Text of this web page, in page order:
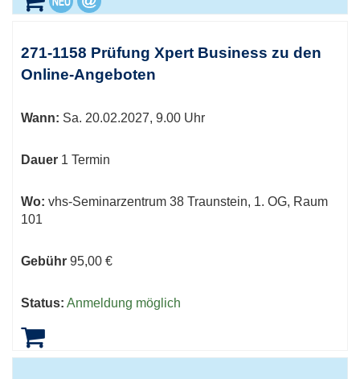
271-1158 Prüfung Xpert Business zu den
Online-Angeboten
Wann: Sa. 20.02.2027, 9.00 Uhr
Dauer 1 Termin
Wo: vhs-Seminarzentrum 38 Traunstein, 1. OG, Raum
101
Gebühr 95,00 €
Status: Anmeldung möglich